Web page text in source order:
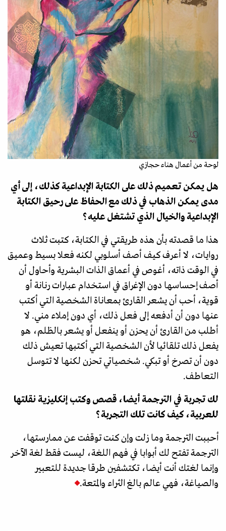
لوحة من أعمال هناء حجازي
هل يمكن تعميم ذلك على الكتابة الإبداعية كذلك، إلى أي
مدى يمكن الذهاب في ذلك مع الحفاظ على رحيق الكتابة
الإبداعية والخيال الذي تشتغل عليه؟
هذا ما قصدته بأن هذه طريقتي في الكتابة، كتبت ثلاث
روايات، لا أعرف كيف أصف أسلوبي لكنه فعلا بسيط وعميق
في الوقت ذاته، أغوص في أعماق الذات البشرية وأحاول أن
أصف إحساسها دون الإغراق في استخدام عبارات رنانة أو
قوية، أحب أن يشعر القارئ بمعاناة الشخصية التي أكتب
عنها دون أن أدفعه إلى فعل ذلك، أي دون إملاء مني. لا
أطلب من القارئ أن يحزن أو ينفعل أو يشعر بالظلم، هو
يفعل ذلك تلقائيا لأن الشخصية التي أكتبها تعيش ذلك
دون أن تصرخ أو تبكي. شخصياتي تحزن لكنها لا تتوسل
التعاطف.
لك تجربة في الترجمة أيضا، قصص وكتب إنكليزية نقلتها
للعربية، كيف كانت تلك التجربة؟
أحببت الترجمة وما زلت وإن كنت توقفت عن ممارستها،
الترجمة تفتح لك أبوابا في فهم اللغة، ليست فقط لغة الآخر
وإنما لغتك أنت أيضا، تكتشفين طرقا جديدة للتعبير
والصياغة، فهي عالم بالغ الثراء والمتعة.